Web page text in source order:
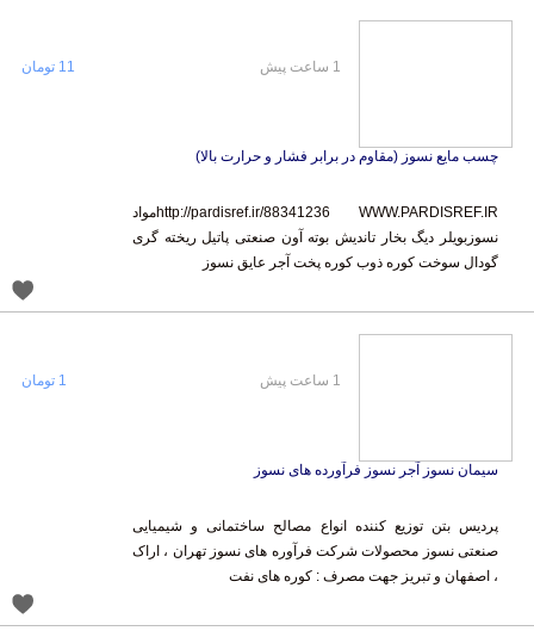
چسب مایع نسوز (مقاوم در برابر فشار و حرارت بالا)
http://pardisref.ir/88341236 WWW.PARDISREF.IRمواد
نسوزبویلر دیگ بخار تاندیش بوته آون صنعتی پاتیل ریخته گری
گودال سوخت کوره ذوب کوره پخت آجر عایق نسوز
11 تومان
سیمان نسوز آجر نسوز فرآورده های نسوز
پردیس بتن توزیع کننده انواع مصالح ساختمانی و شیمیایی
صنعتی نسوز محصولات شرکت فرآوره های نسوز تهران ، اراک
، اصفهان و تبریز جهت مصرف : کوره های نفت